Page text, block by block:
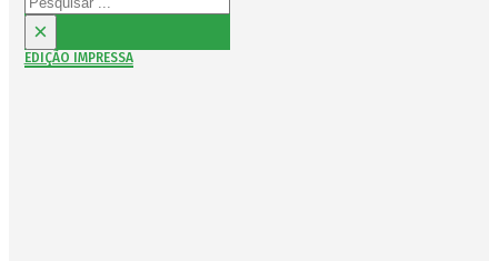
×
EDIÇÃO IMPRESSA